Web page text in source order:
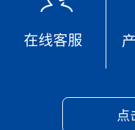
在线客服
点